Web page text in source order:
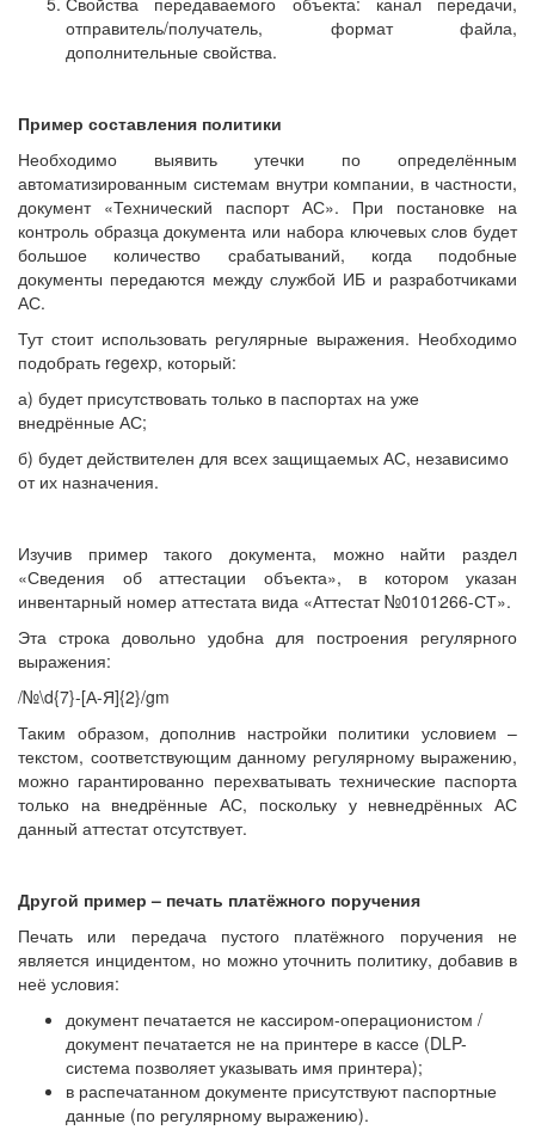
отправитель/получатель, формат файла,
дополнительные свойства.
Пример составления политики
Необходимо выявить утечки по определённым
автоматизированным системам внутри компании, в частности,
документ «Технический паспорт АС». При постановке на
контроль образца документа или набора ключевых слов будет
большое количество срабатываний, когда подобные
документы передаются между службой ИБ и разработчиками
АС.
Тут стоит использовать регулярные выражения. Необходимо
подобрать regexp, который:
а) будет присутствовать только в паспортах на уже
внедрённые АС;
б) будет действителен для всех защищаемых АС, независимо
от их назначения.
Изучив пример такого документа, можно найти раздел
«Сведения об аттестации объекта», в котором указан
инвентарный номер аттестата вида «Аттестат №0101266-СТ».
Эта строка довольно удобна для построения регулярного
выражения:
/№\d{7}-[А-Я]{2}/gm
Таким образом, дополнив настройки политики условием –
текстом, соответствующим данному регулярному выражению,
можно гарантированно перехватывать технические паспорта
только на внедрённые АС, поскольку у невнедрённых АС
данный аттестат отсутствует.
Другой пример – печать платёжного поручения
Печать или передача пустого платёжного поручения не
является инцидентом, но можно уточнить политику, добавив в
неё условия:
документ печатается не кассиром-операционистом /
документ печатается не на принтере в кассе (DLP-
система позволяет указывать имя принтера);
в распечатанном документе присутствуют паспортные
данные (по регулярному выражению).